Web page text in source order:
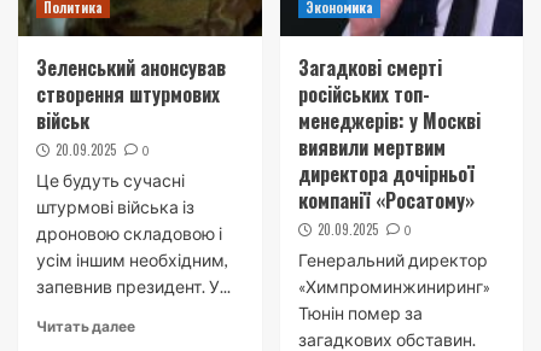
Политика
Зеленський анонсував
створення штурмових
військ
20.09.2025 0
Це будуть сучасні
штурмові війська із
дроновою складовою і
усім іншим необхідним,
запевнив президент. У...
Читать далее
Экономика
Загадкові смерті
російських топ-
менеджерів: у Москві
виявили мертвим
директора дочірньої
компанії «Росатому»
20.09.2025 0
Генеральний директор
«Химпроминжиниринг»
Тюнін помер за
загадкових обставин.